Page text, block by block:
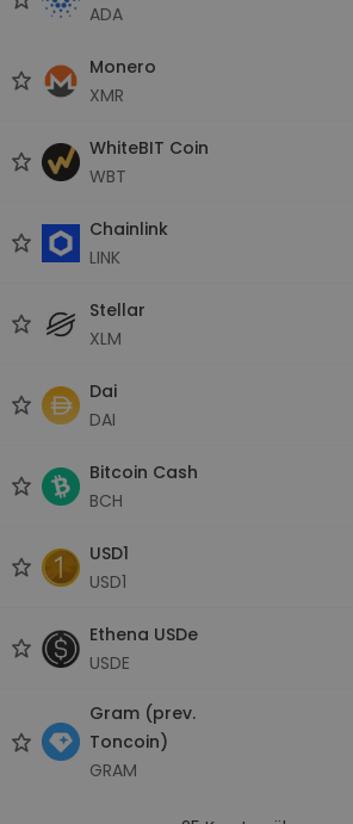
ADA
Monero
XMR
WhiteBIT Coin
WBT
Chainlink
LINK
Stellar
XLM
Dai
DAI
Bitcoin Cash
BCH
USD1
USD1
Ethena USDe
USDE
Gram (prev.
Toncoin)
GRAM